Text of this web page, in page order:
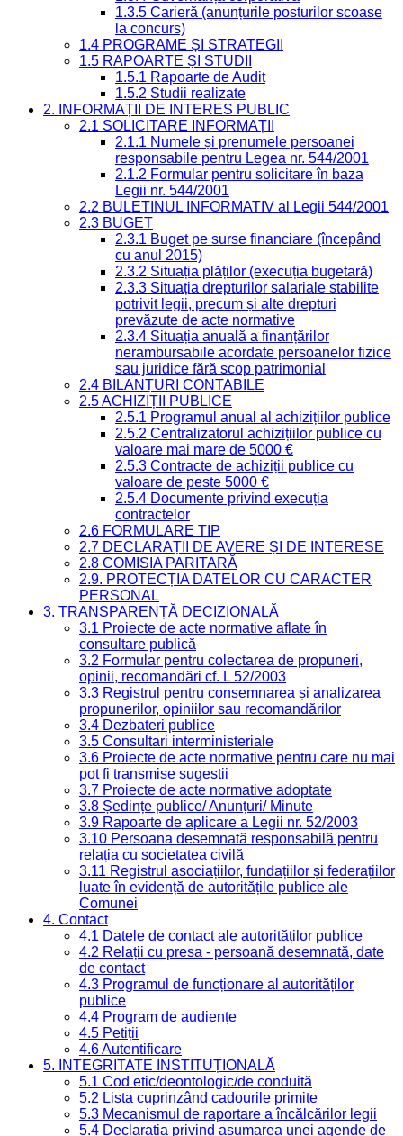
1.3.5 Carieră (anunțurile posturilor scoase
la concurs)
1.4 PROGRAME ȘI STRATEGII
1.5 RAPOARTE ȘI STUDII
1.5.1 Rapoarte de Audit
1.5.2 Studii realizate
2. INFORMAȚII DE INTERES PUBLIC
2.1 SOLICITARE INFORMAȚII
2.1.1 Numele și prenumele persoanei
responsabile pentru Legea nr. 544/2001
2.1.2 Formular pentru solicitare în baza
Legii nr. 544/2001
2.2 BULETINUL INFORMATIV al Legii 544/2001
2.3 BUGET
2.3.1 Buget pe surse financiare (începând
cu anul 2015)
2.3.2 Situația plăților (execuția bugetară)
2.3.3 Situația drepturilor salariale stabilite
potrivit legii, precum și alte drepturi
prevăzute de acte normative
2.3.4 Situația anuală a finanțărilor
nerambursabile acordate persoanelor fizice
sau juridice fără scop patrimonial
2.4 BILANȚURI CONTABILE
2.5 ACHIZIȚII PUBLICE
2.5.1 Programul anual al achizițiilor publice
2.5.2 Centralizatorul achizițiilor publice cu
valoare mai mare de 5000 €
2.5.3 Contracte de achiziții publice cu
valoare de peste 5000 €
2.5.4 Documente privind execuția
contractelor
2.6 FORMULARE TIP
2.7 DECLARAȚII DE AVERE ȘI DE INTERESE
2.8 COMISIA PARITARĂ
2.9. PROTECȚIA DATELOR CU CARACTER
PERSONAL
3. TRANSPARENȚĂ DECIZIONALĂ
3.1 Proiecte de acte normative aflate în
consultare publică
3.2 Formular pentru colectarea de propuneri,
opinii, recomandări cf. L 52/2003
3.3 Registrul pentru consemnarea și analizarea
propunerilor, opiniilor sau recomandărilor
3.4 Dezbateri publice
3.5 Consultari interministeriale
3.6 Proiecte de acte normative pentru care nu mai
pot fi transmise sugestii
3.7 Proiecte de acte normative adoptate
3.8 Ședințe publice/ Anunțuri/ Minute
3.9 Rapoarte de aplicare a Legii nr. 52/2003
3.10 Persoana desemnată responsabilă pentru
relația cu societatea civilă
3.11 Registrul asociațiilor, fundațiilor și federațiilor
luate în evidență de autoritățile publice ale
Comunei
4. Contact
4.1 Datele de contact ale autorităților publice
4.2 Relații cu presa - persoană desemnată, date
de contact
4.3 Programul de funcționare al autorităților
publice
4.4 Program de audiențe
4.5 Petiții
4.6 Autentificare
5. INTEGRITATE INSTITUȚIONALĂ
5.1 Cod etic/deontologic/de conduită
5.2 Lista cuprinzând cadourile primite
5.3 Mecanismul de raportare a încălcărilor legii
5.4 Declarația privind asumarea unei agende de